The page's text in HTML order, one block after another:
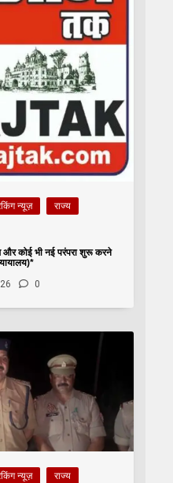
न्यूज़
राज्य
और कोई भी नई परंपरा शुरू करने
0
न्यूज़ राज्य